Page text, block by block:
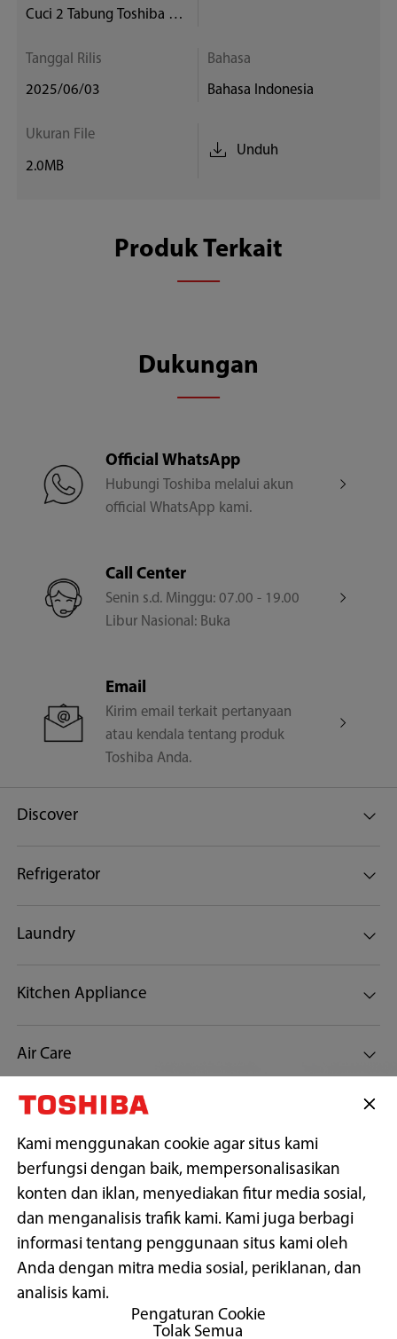
Cuci 2 Tabung Toshiba VH
Tanggal Rilis
2025/06/03
Bahasa
Bahasa Indonesia
Ukuran File
2.0MB
Unduh
Produk Terkait
Dukungan
Official WhatsApp
Hubungi Toshiba melalui akun
official WhatsApp kami.
Call Center
Senin s.d. Minggu: 07.00 - 19.00
Libur Nasional: Buka
Email
Kirim email terkait pertanyaan
atau kendala tentang produk
Toshiba Anda.
Discover
Refrigerator
Laundry
Kitchen Appliance
Air Care
Customer Support
Tetap terhubung dengan kami
Copyright© 2026 PT Midea Electronics Indonesia, All Rights
Reserved.
Kami menggunakan cookie agar situs kami
berfungsi dengan baik, mempersonalisasikan
konten dan iklan, menyediakan fitur media sosial,
dan menganalisis trafik kami. Kami juga berbagi
informasi tentang penggunaan situs kami oleh
Anda dengan mitra media sosial, periklanan, dan
analisis kami.
Pengaturan Cookie
Tolak Semua